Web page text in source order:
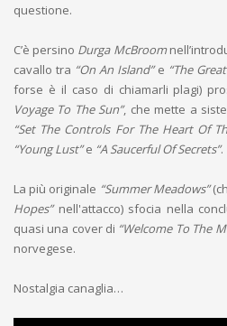
questione.
C’è persino Durga McBroom
cavallo tra “On An Island”e “The
forse è il caso di chiamarli plagi)
Voyage To The Sun”, che mette a
“Set The Controls For The Heart Of
“Young Lust”e “A Saucerful Of Secrets”.
La più originale “Summer Meadows”
Hopes”nell'attacco) sfocia nella
quasi una cover di “Welcome To The
norvegese.
Nostalgia canaglia…